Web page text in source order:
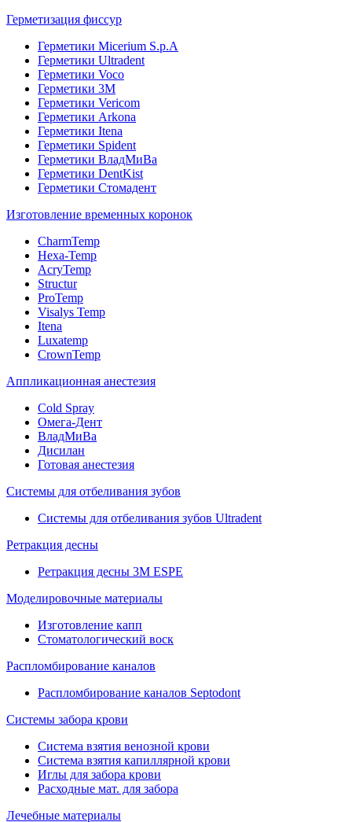
Герметизация фиссур
Герметики Micerium S.p.A
Герметики Ultradent
Герметики Voco
Герметики 3M
Герметики Vericom
Герметики Arkona
Герметики Itena
Герметики Spident
Герметики ВладМиВа
Герметики DentKist
Герметики Стомадент
Изготовление временных коронок
CharmTemp
Hexa-Temp
AcryTemp
Structur
ProTemp
Visalys Temp
Itena
Luxatemp
CrownTemp
Аппликационная анестезия
Cold Spray
Омега-Дент
ВладМиВа
Дисилан
Готовая анестезия
Системы для отбеливания зубов
Системы для отбеливания зубов Ultradent
Ретракция десны
Ретракция десны 3M ESPE
Моделировочные материалы
Изготовление капп
Стоматологический воск
Распломбирование каналов
Распломбирование каналов Septodont
Системы забора крови
Система взятия венозной крови
Система взятия капиллярной крови
Иглы для забора крови
Расходные мат. для забора
Лечебные материалы